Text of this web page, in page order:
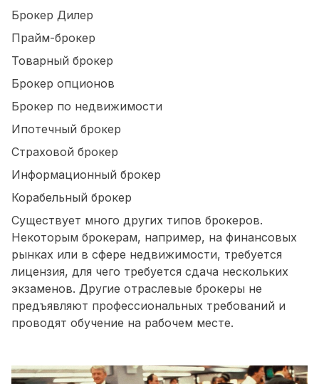
Брокер Дилер
Прайм-брокер
Товарный брокер
Брокер опционов
Брокер по недвижимости
Ипотечный брокер
Страховой брокер
Информационный брокер
Корабельный брокер
Существует много других типов брокеров.
Некоторым брокерам, например, на финансовых
рынках или в сфере недвижимости, требуется
лицензия, для чего требуется сдача нескольких
экзаменов. Другие отраслевые брокеры не
предъявляют профессиональных требований и
проводят обучение на рабочем месте.